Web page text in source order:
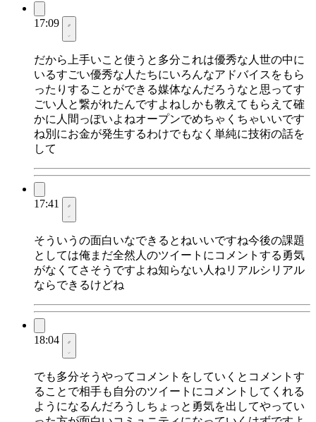
17:09
だから上手いこと使うと多分これは優秀な人世の中に
いるすごい優秀な人たちにいろんなアドバイスをもら
ったりすることができる媒体なんだろうなと思ってす
ごい人と繋がれたんですよねしかも教えてもらえて確
かに人間っぽいよねオープンでめちゃくちゃいいです
ね別にお金が発生するわけでもなく単純に技術の話を
して
17:41
そういうの面白いなできるとねいいですね今後の課題
としては俺まだ全然人のツイートにコメントする勇気
がなくてさそうですよね知らない人ねリアルシリアル
ならできるけどね
18:04
でも多分そうやってコメントをしていくとコメントす
ることで相手も自分のツイートにコメントしてくれる
ようになるんだろうしちょっと勇気を出してやってい